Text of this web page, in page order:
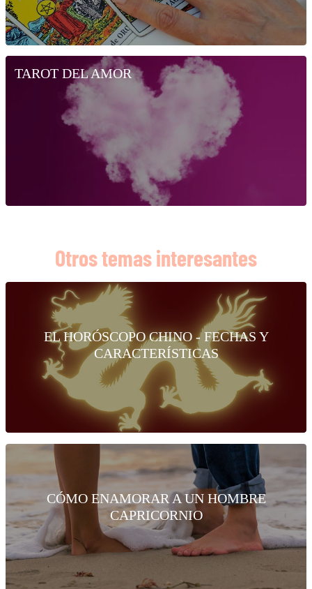
TAROT DEL AMOR
Otros temas interesantes
EL HORÓSCOPO CHINO - FECHAS Y
CARACTERÍSTICAS
CÓMO ENAMORAR A UN HOMBRE
CAPRICORNIO